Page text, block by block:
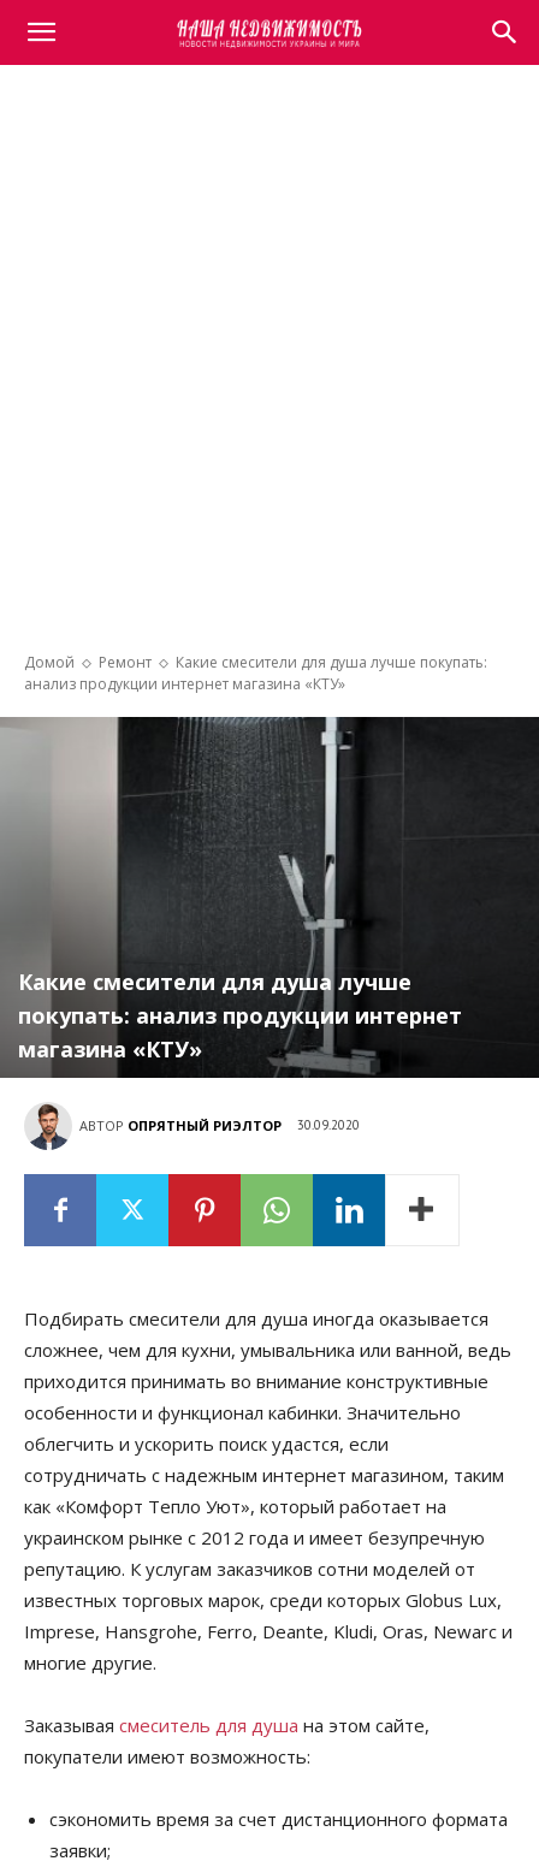
Домой Ремонт
Какие смесители для душа лучше покупать:
анализ продукции интернет магазина «КТУ»
Какие смесители для душа лучше
покупать: анализ продукции интернет
магазина «КТУ»
АВТОР ОПРЯТНЫЙ РИЭЛТОР 30.09.2020
Подбирать смесители для душа иногда оказывается
сложнее, чем для кухни, умывальника или ванной, ведь
приходится принимать во внимание конструктивные
особенности и функционал кабинки. Значительно
облегчить и ускорить поиск удастся, если
сотрудничать с надежным интернет магазином, таким
как «Комфорт Тепло Уют», который работает на
украинском рынке с 2012 года и имеет безупречную
репутацию. К услугам заказчиков сотни моделей от
известных торговых марок, среди которых Globus Lux,
Imprese, Hansgrohe, Ferro, Deante, Kludi, Oras, Newarc и
многие другие.
Заказывая смеситель для душа на этом сайте,
покупатели имеют возможность:
сэкономить время за счет дистанционного формата
заявки;